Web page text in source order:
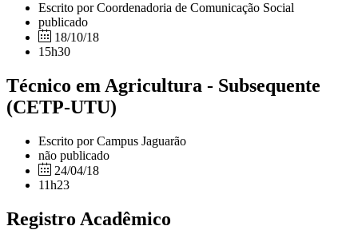
Escrito por Coordenadoria de Comunicação Social
publicado
18/10/18
15h30
Técnico em Agricultura - Subsequente
(CETP-UTU)
Escrito por Campus Jaguarão
não publicado
24/04/18
11h23
Registro Acadêmico